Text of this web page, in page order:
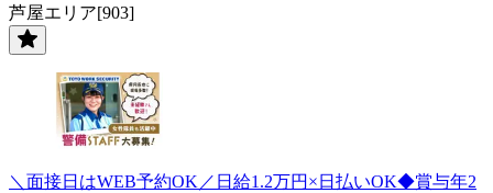
芦屋エリア[903]
＼面接日はWEB予約OK／日給1.2万円×日払いOK◆賞与年2